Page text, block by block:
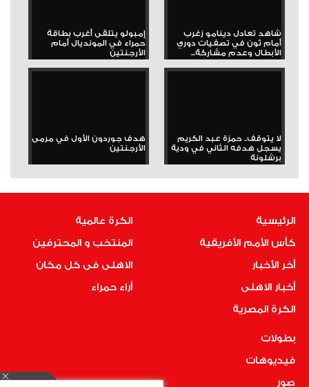
شاهد تعادل دينامو زغرب
أمام ثون في تصفيات دوري
الأبطال وعدم مشاركة...
إمبولو يتلقى أغرب بطاقة
حمراء في المونديال أمام
الأرجنتين
لا يتوقف.. حمزة عبد الكريم
يسجل هدفه الثاني في ودية
برشلونة
هدف جوردون الأول في مرمى
الأرجنتين
الرئيسية
كأس الأمم الأفريقية
أخر الأخبار
أخبار الاهلى
الكرة المصرية
الكرة عالمية
المنتخب و المحترفين
الاهلى فى كل مكان
أراء حمراء
بطولات
فيديوهات
صور